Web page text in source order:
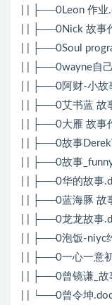
| | ├──0Leon 作
| | ├──0Nick 故事
| | ├──0Soul
| | ├──0wayne自
| | ├──0阿财-小故
| | ├──0艾书蓝 故
| | ├──0大雁 故事
| | ├──0故事
| | ├──0故事
| | ├──0华的故事
| | ├──0蓝海豚 故
| | ├──0龙龙故事
| | ├──0泡饭-niyc
| | ├──0一心一意
| | ├──0曾镜谦_
| | └──0曾令坤